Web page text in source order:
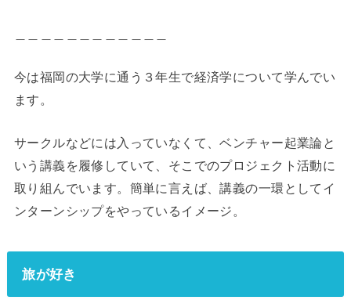
今は福岡の大学に通う３年生で経済学について学んでい
ます。
サークルなどには入っていなくて、ベンチャー起業論と
いう講義を履修していて、そこでのプロジェクト活動に
取り組んでいます。簡単に言えば、講義の一環としてイ
ンターンシップをやっているイメージ。
旅が好き